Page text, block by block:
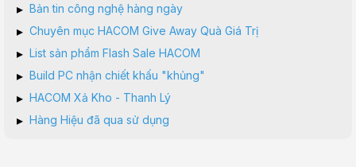
▸ Bản tin công nghệ hàng ngày
▸ Chuyên mục HACOM Give Away Quà Giá Trị
▸ List sản phẩm Flash Sale HACOM
▸ Build PC nhận chiết khấu "khủng"
▸ HACOM Xả Kho - Thanh Lý
▸ Hàng Hiệu đã qua sử dụng